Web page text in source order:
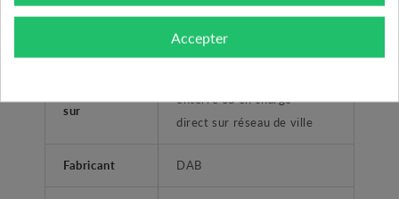
Utilisateurs
Domestique et
Professionnel
sur
enterré ou en charge -
direct sur réseau de ville
Fabricant DAB
Accepter